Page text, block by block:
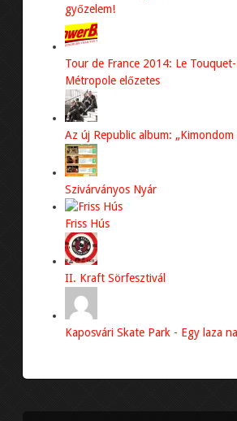
MOTORSPORT
VIDEÓINK
IMPRESSZUM
győzelem!
Tour de France 2014: Le
Métropole előzetes
Az új Republic album: „Kimondom
Szivárványos Nyár
Friss Hús
II. Kraft Sörfesztivál
Kaposvári Skate Park - Egy laza